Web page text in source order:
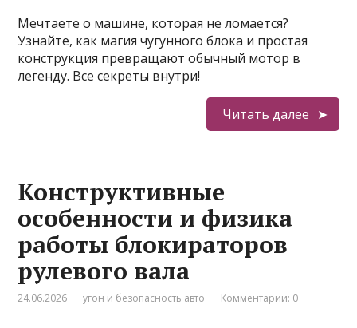
Мечтаете о машине, которая не ломается?
Узнайте, как магия чугунного блока и простая
конструкция превращают обычный мотор в
легенду. Все секреты внутри!
Читать далее
Конструктивные
особенности и физика
работы блокираторов
рулевого вала
24.06.2026 угон и безопасность авто Комментарии: 0